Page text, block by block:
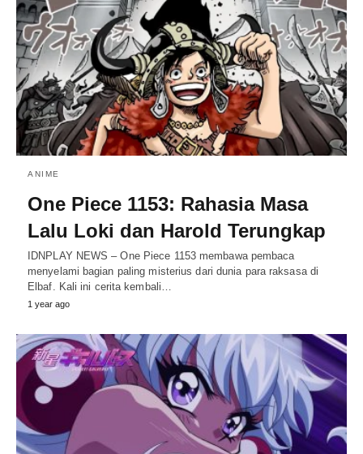
ANIME
One Piece 1153: Rahasia Masa
Lalu Loki dan Harold Terungkap
IDNPLAY NEWS – One Piece 1153 membawa pembaca
menyelami bagian paling misterius dari dunia para raksasa di
Elbaf. Kali ini cerita kembali…
1 year ago